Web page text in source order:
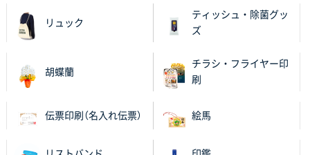
A4箔押し名入れクリアファイル
2025年11月27日 10:45
2025年11月25日 16:41
前回同様、安心できるから
リュック
ティッシュ・除菌グッ
ズ
胡蝶蘭
チラシ・フライヤー印
刷
伝票印刷（名入れ伝票） 絵馬